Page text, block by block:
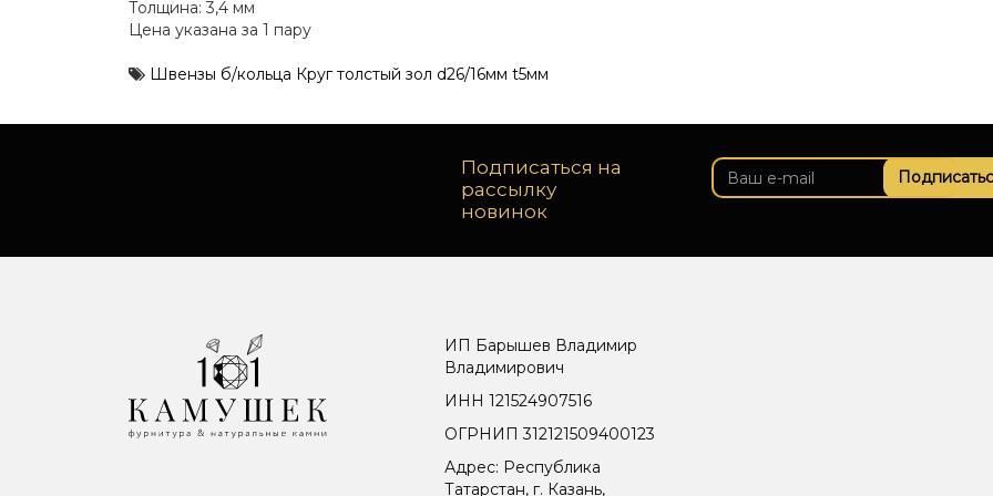
Толщина: 3,4 мм
Цена указана за 1 пару
Швензы б/кольца Круг толстый зол d26/16мм t5мм
Подписаться на
рассылку
новинок
ИП Барышев Владимир
Владимирович
ИНН 121524907516
ОГРНИП 312121509400123
Адрес: Республика
Татарстан, г. Казань,